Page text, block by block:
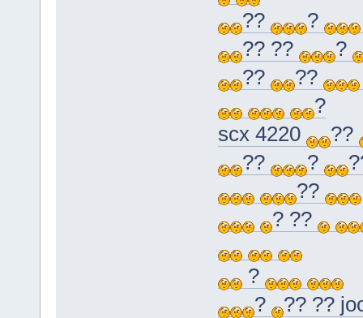
??
?
?? ??
?
??
??
?
scx 4220
??
??
?
??
? ??
?
?
?? ??